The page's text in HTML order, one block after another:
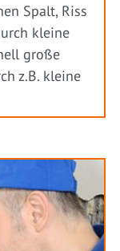
Spalt, Riss
kleine
große
z.B. kleine